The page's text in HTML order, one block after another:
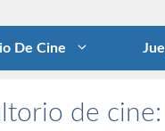
De Cine
de cine: